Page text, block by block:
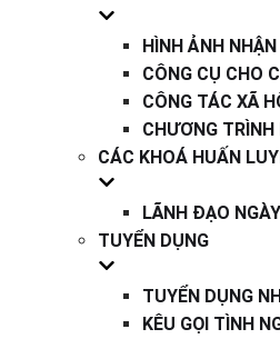
HÌNH ẢNH
CÔNG CỤ CHO
CÔNG TÁC XÃ
CHƯƠNG
CÁC KHOÁ HUẤN
LÃNH ĐẠO
TUYỂN DỤNG
TUYỂN DỤNG
KÊU GỌI TÌNH